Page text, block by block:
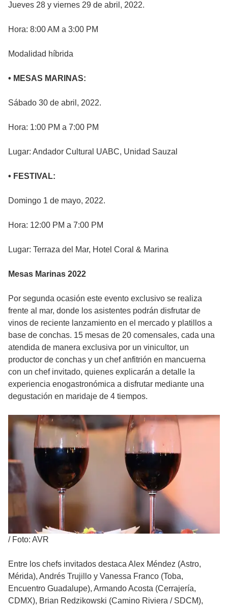
Jueves 28 y viernes 29 de abril, 2022.
Hora: 8:00 AM a 3:00 PM
Modalidad híbrida
• MESAS MARINAS:
Sábado 30 de abril, 2022.
Hora: 1:00 PM a 7:00 PM
Lugar: Andador Cultural UABC, Unidad Sauzal
• FESTIVAL:
Domingo 1 de mayo, 2022.
Hora: 12:00 PM a 7:00 PM
Lugar: Terraza del Mar, Hotel Coral & Marina
Mesas Marinas 2022
Por segunda ocasión este evento exclusivo se realiza
frente al mar, donde los asistentes podrán disfrutar de
vinos de reciente lanzamiento en el mercado y platillos a
base de conchas. 15 mesas de 20 comensales, cada una
atendida de manera exclusiva por un vinicultor, un
productor de conchas y un chef anfitrión en mancuerna
con un chef invitado, quienes explicarán a detalle la
experiencia enogastronómica a disfrutar mediante una
degustación en maridaje de 4 tiempos.
/ Foto: AVR
Entre los chefs invitados destaca Alex Méndez (Astro,
Mérida), Andrés Trujillo y Vanessa Franco (Toba,
Encuentro Guadalupe), Armando Acosta (Cerrajería,
CDMX), Brian Redzikowski (Camino Riviera / SDCM),